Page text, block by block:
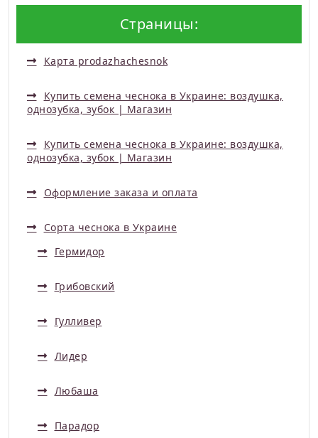
Страницы:
Карта prodazhachesnok
Купить семена чеснока в Украине: воздушка,
однозубка, зубок | Магазин
Купить семена чеснока в Украине: воздушка,
однозубка, зубок | Магазин
Оформление заказа и оплата
Сорта чеснока в Украине
Гермидор
Грибовский
Гулливер
Лидер
Любаша
Парадор